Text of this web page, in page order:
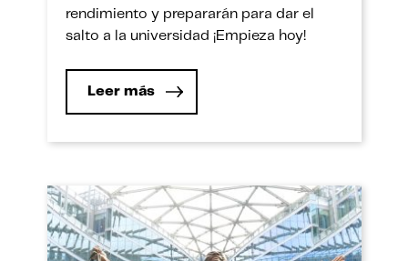
rendimiento y prepararán para dar el
salto a la universidad ¡Empieza hoy!
Leer más